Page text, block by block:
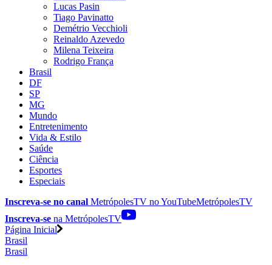
Lucas Pasin
Tiago Pavinatto
Demétrio Vecchioli
Reinaldo Azevedo
Milena Teixeira
Rodrigo França
Brasil
DF
SP
MG
Mundo
Entretenimento
Vida & Estilo
Saúde
Ciência
Esportes
Especiais
Inscreva-se no canal MetrópolesTV noYouTubeMetrópolesTV
Inscreva-se na MetrópolesTV
Página Inicial
Brasil
Brasil